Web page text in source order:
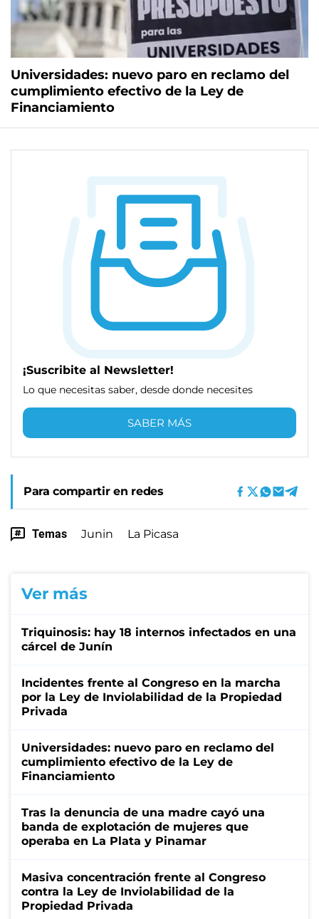
Universidades: nuevo paro en reclamo del
cumplimiento efectivo de la Ley de
Financiamiento
¡Suscribite al Newsletter!
Lo que necesitas saber, desde donde necesites
SABER MÁS
Para compartir en redes
Temas Junin La Picasa
Ver más
Triquinosis: hay 18 internos infectados en una
cárcel de Junín
Incidentes frente al Congreso en la marcha
por la Ley de Inviolabilidad de la Propiedad
Privada
Universidades: nuevo paro en reclamo del
cumplimiento efectivo de la Ley de
Financiamiento
Tras la denuncia de una madre cayó una
banda de explotación de mujeres que
operaba en La Plata y Pinamar
Masiva concentración frente al Congreso
contra la Ley de Inviolabilidad de la
Propiedad Privada